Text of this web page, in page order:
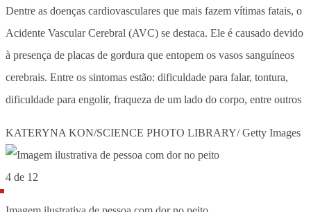
Dentre as doenças cardiovasculares que mais fazem vítimas fatais, o
Acidente Vascular Cerebral (AVC) se destaca. Ele é causado devido
à presença de placas de gordura que entopem os vasos sanguíneos
cerebrais. Entre os sintomas estão: dificuldade para falar, tontura,
dificuldade para engolir, fraqueza de um lado do corpo, entre outros
KATERYNA KON/SCIENCE PHOTO LIBRARY/ Getty Images
4 de 12